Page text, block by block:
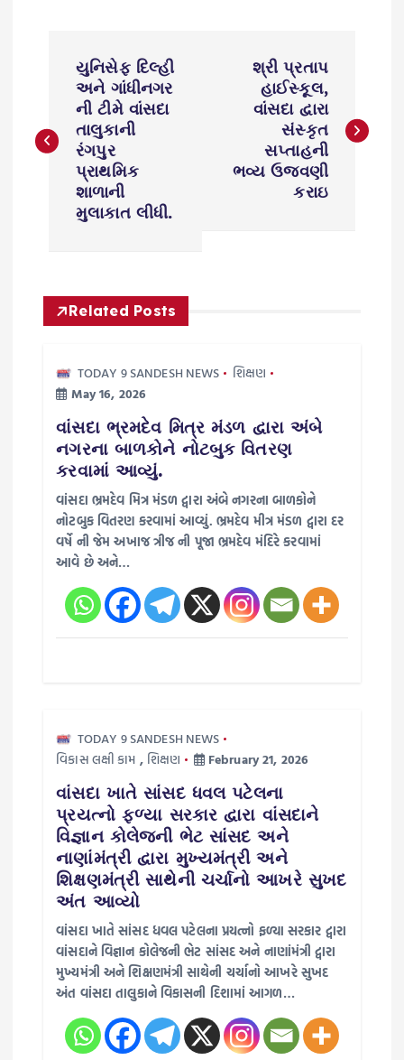
s
v
યુનિસેફ દિલ્હી
અને ગાંધીનગર
ની ટીમે વાંસદા
તાલુકાની
રંગપુર
પ્રાથમિક
શાળાની
મુલાકાત લીધી.
શ્રી પ્રતાપ
હાઈસ્કૂલ,
વાંસદા દ્વારા
સંસ્કૃત
સપ્તાહની
ભવ્ય ઉજવણી
કરાઇ
Related Posts
TODAY 9 SANDESH NEWS
શિક્ષણ
May 16, 2026
વાંસદા ભ્રમદેવ મિત્ર મંડળ દ્વારા અંબે
નગરના બાળકોને નોટબુક વિતરણ
કરવામાં આવ્યું.
વાંસદા ભ્રમદેવ મિત્ર મંડળ દ્વારા અંબે નગરના બાળકોને
નોટબુક વિતરણ કરવામાં આવ્યું. ભ્રમદેવ મીત્ર મંડળ દ્વારા દર
વર્ષે ની જેમ અખાજ ત્રીજ ની પૂજા ભ્રમદેવ મંદિરે કરવામાં
આવે છે અને…
TODAY 9 SANDESH NEWS
વિકાસ લક્ષી કામ , શિક્ષણ February 21, 2026
વાંસદા ખાતે સાંસદ ધવલ પટેલના
પ્રયત્નો ફળ્યા સરકાર દ્વારા વાંસદાને
વિજ્ઞાન કોલેજની ભેટ સાંસદ અને
નાણાંમંત્રી દ્વારા મુખ્યમંત્રી અને
શિક્ષણમંત્રી સાથેની ચર્ચાનો આખરે સુખદ
અંત આવ્યો
વાંસદા ખાતે સાંસદ ધવલ પટેલના પ્રયત્નો ફળ્યા સરકાર દ્વારા
વાંસદાને વિજ્ઞાન કોલેજની ભેટ સાંસદ અને નાણાંમંત્રી દ્વારા
મુખ્યમંત્રી અને શિક્ષણમંત્રી સાથેની ચર્ચાનો આખરે સુખદ
અંત વાંસદા તાલુકાને વિકાસની દિશામાં આગળ…